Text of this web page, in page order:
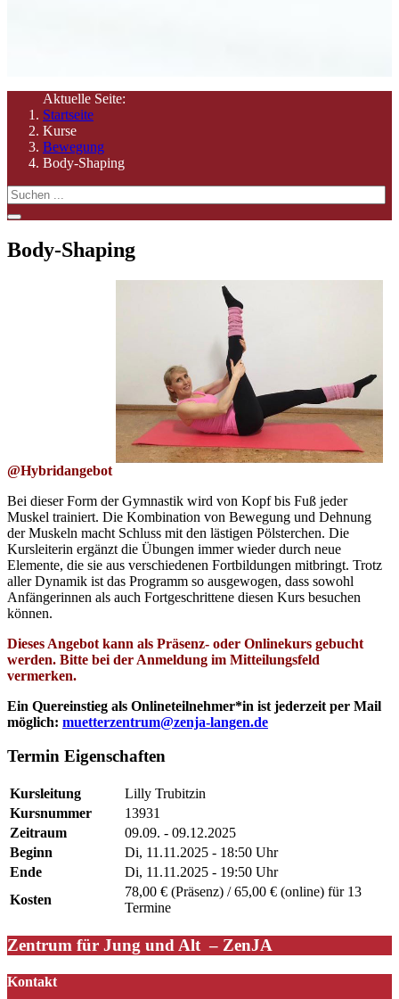
Aktuelle Seite:
Startseite
Kurse
Bewegung
Body-Shaping
Body-Shaping
@Hybridangebot
Bei dieser Form der Gymnastik wird von Kopf bis Fuß jeder
Muskel trainiert. Die Kombination von Bewegung und Dehnung
der Muskeln macht Schluss mit den lästigen Pölsterchen. Die
Kursleiterin ergänzt die Übungen immer wieder durch neue
Elemente, die sie aus verschiedenen Fortbildungen mitbringt. Trotz
aller Dynamik ist das Programm so ausgewogen, dass sowohl
Anfängerinnen als auch Fortgeschrittene diesen Kurs besuchen
können.
Dieses Angebot kann als Präsenz- oder Onlinekurs gebucht
werden. Bitte bei der Anmeldung im Mitteilungsfeld
vermerken.
Ein Quereinstieg als Onlineteilnehmer*in ist jederzeit per Mail
möglich: muetterzentrum@zenja-langen.de
Termin Eigenschaften
Kursleitung
Lilly Trubitzin
Kursnummer
13931
Zeitraum
09.09. - 09.12.2025
Beginn
Di, 11.11.2025 - 18:50 Uhr
Ende
Di, 11.11.2025 - 19:50 Uhr
Kosten
78,00 € (Präsenz) / 65,00 € (online) für 13
Termine
Zentrum für Jung und Alt – ZenJA
Kontakt